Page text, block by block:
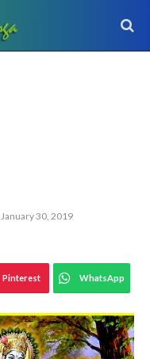
January 30, 2019
Pinterest WhatsApp